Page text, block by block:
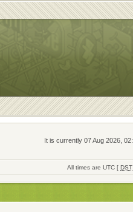
It is currently 07 Aug 2026,
All times are UTC [ DST